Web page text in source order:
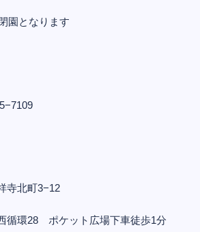
園となります
寺北町3−12
循環28 ポケット広場下車徒歩1分